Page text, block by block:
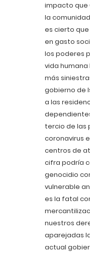
impacto que
la
es cierto
en gasto
los poderes
vida
más
gobierno de
a las
tercio de las
coronavirus
centros de
cifra podría
genocidio
vulnerable
es la fatal
nuestros
aparejadas
actual